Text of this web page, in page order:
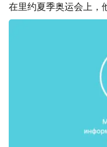
在里约夏季奥运会上，